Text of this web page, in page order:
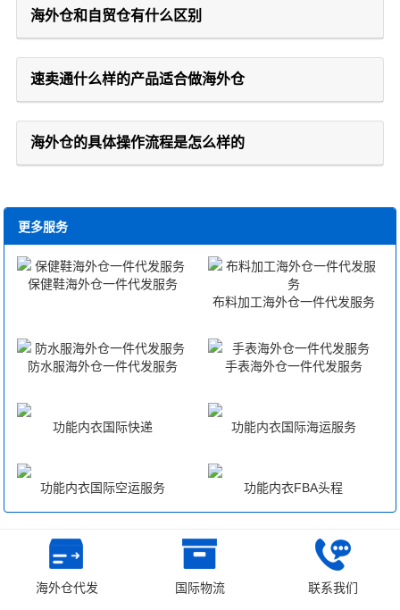
海外仓和自贸仓有什么区别
速卖通什么样的产品适合做海外仓
海外仓的具体操作流程是怎么样的
更多服务
保健鞋海外仓一件代发服务
布料加工海外仓一件代发服务
防水服海外仓一件代发服务 手表海外仓一件代发服务
功能内衣国际快递 功能内衣国际海运服务
功能内衣国际空运服务 功能内衣FBA头程
CopyRight © 深圳市韬博供应链有限公司
海外仓代发 国际物流 联系我们